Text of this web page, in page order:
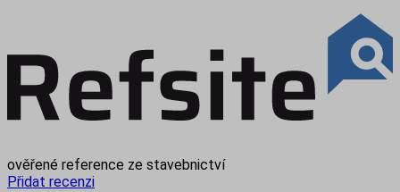
ověřené reference ze stavebnictví
Přidat recenzi